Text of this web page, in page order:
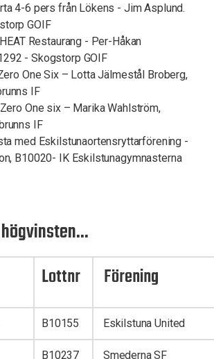
4-6 pers från Lökens - Jim Asplund.
GOIF
Restaurang - Per-Håkan
- Skogstorp GOIF
One Six – Lotta Jälmestål Broberg,
IF
One six – Marika Wahlström,
IF
med Eskilstunaortensryttarförening -
B10020- IK Eskilstunagymnasterna
Lottnr Förening
B10155 Eskilstuna United
B10237 Smederna SF